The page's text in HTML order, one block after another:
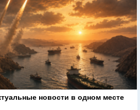
новости в одном месте